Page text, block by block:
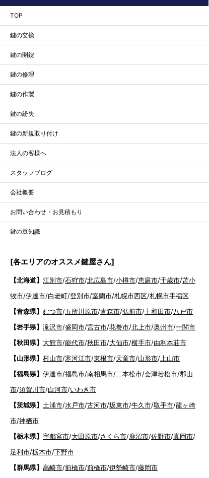
TOP
鍵の交換
鍵の開錠
鍵の修理
鍵の作製
鍵の紛失
鍵の新規取り付け
法人の客様へ
スタッフブログ
会社概要
お問い合わせ・お見積もり
鍵の豆知識
[各エリアのオススメ鍵屋さん]
【北海道】 江別市/石狩市/北広島市/小樽市/恵庭市/千歳市/苫小
牧市/伊達市/白老町/登別市/室蘭市/札幌市西区/札幌市手稲区
【青森県】 むつ市/五所川原市/青森市/弘前市/十和田市/八戸市
【岩手県】 滝沢市/盛岡市/宮古市/花巻市/北上市/奥州市/一関市
【秋田県】 大館市/能代市/秋田市/大仙市/横手市/由利本荘市
【山形県】 村山市/寒河江市/東根市/天童市/山形市/ 上山市
【福島県】 伊達市/福島市/南相馬市/二本松市/会津若松市/郡山
市/須賀川市/白河市/いわき市
【茨城県】 土浦市/水戸市/古河市/坂東市/牛久市/取手市/龍ヶ崎
市/神栖市
【栃木県】 宇都宮市/大田原市/さくら市/鹿沼市/佐野市/真岡市/
足利市/栃木市/下野市
【群馬県】 高崎市/前橋市/前橋市/伊勢崎市/藤岡市